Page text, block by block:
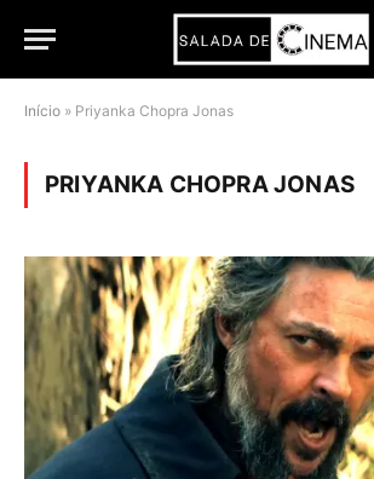
Início » Priyanka Chopra Jonas
PRIYANKA CHOPRA JONAS